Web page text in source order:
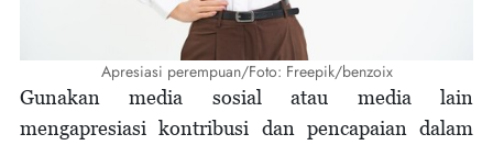
Apresiasi perempuan/Foto: Freepik/benzoix
Gunakan media sosial atau media lain
mengapresiasi kontribusi dan pencapaian dalam